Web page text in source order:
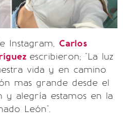
Instagram, Carlos
escribieron; "La luz
vida y en camino
mas grande desde el
y alegría estamos en la
León".